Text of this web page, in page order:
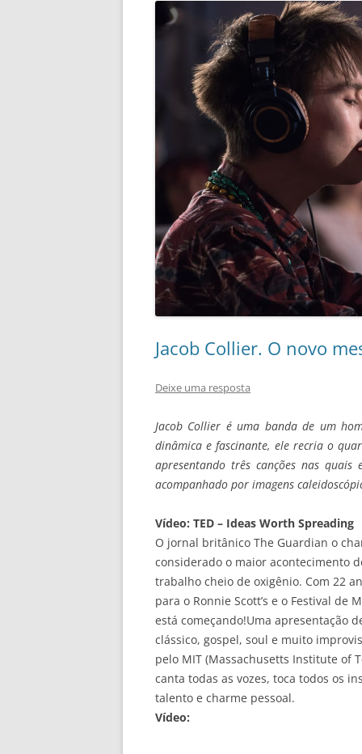
Jacob Collier. O novo
Deixe uma resposta
Jacob Collier é uma banda de um
dinâmica e fascinante, ele recria o
apresentando três canções nas
acompanhado por imagens
Vídeo: TED – Ideas Worth Spreading
O jornal britânico The Guardian o
considerado o maior acontecimento
trabalho cheio de oxigênio. Com 22
para o Ronnie Scott’s e o Festival de
está começando!Uma apresentação
clássico, gospel, soul e muito
pelo MIT (Massachusetts Institute of
canta todas as vozes, toca todos os
talento e charme pessoal.
Vídeo: